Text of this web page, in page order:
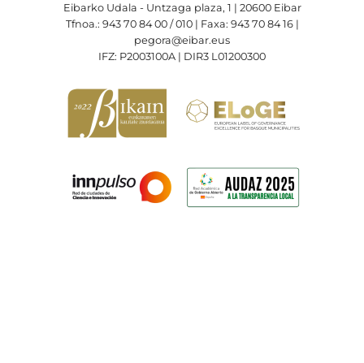
Eibarko Udala - Untzaga plaza, 1 | 20600 Eibar
Tfnoa.: 943 70 84 00 / 010 | Faxa: 943 70 84 16 |
pegora@eibar.eus
IFZ: P2003100A | DIR3 L01200300